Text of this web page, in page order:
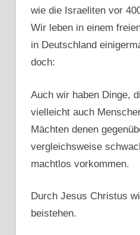
wie die Israeliten vor
Wir leben in einem
in Deutschland
doch:
Auch wir haben Dinge,
vielleicht auch
Mächten denen
vergleichsweise
machtlos vorkommen.
Durch Jesus Christus
beistehen.